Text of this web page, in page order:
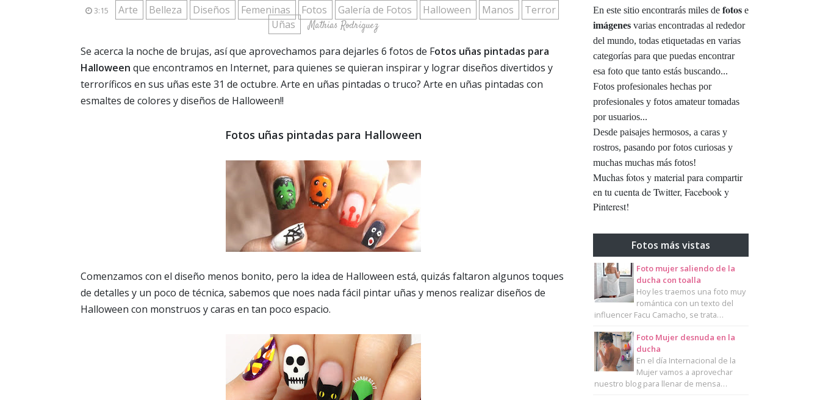
3:15 Arte Belleza Diseños Femeninas Fotos Galería de Fotos Halloween Manos
Terror
Uñas
Mathias Rodriguez
Se acerca la noche de brujas, así que aprovechamos para dejarles 6 fotos de Fotos uñas pintadas para
Halloween que encontramos en Internet, para quienes se quieran inspirar y lograr diseños divertidos y
terroríficos en sus uñas este 31 de octubre. Arte en uñas pintadas o truco? Arte en uñas pintadas con
esmaltes de colores y diseños de Halloween!!
Fotos uñas pintadas para Halloween
Comenzamos con el diseño menos bonito, pero la idea de Halloween está, quizás faltaron algunos toques
de detalles y un poco de técnica, sabemos que noes nada fácil pintar uñas y menos realizar diseños de
Halloween con monstruos y caras en tan poco espacio.
En este sitio encontrarás miles de fotos e
imágenes varias encontradas al rededor
del mundo, todas etiquetadas en varias
categorías para que puedas encontrar
esa foto que tanto estás buscando...
Fotos profesionales hechas por
profesionales y fotos amateur tomadas
por usuarios...
Desde paisajes hermosos, a caras y
rostros, pasando por fotos curiosas y
muchas muchas más fotos!
Muchas fotos y material para compartir
en tu cuenta de Twitter, Facebook y
Pinterest!
Fotos más vistas
Foto mujer saliendo de la
ducha con toalla
Hoy les traemos una foto muy
romántica con un texto del
influencer Facu Camacho, se trata…
Foto Mujer desnuda en la
ducha
En el día Internacional de la
Mujer vamos a aprovechar
nuestro blog para llenar de mensa…